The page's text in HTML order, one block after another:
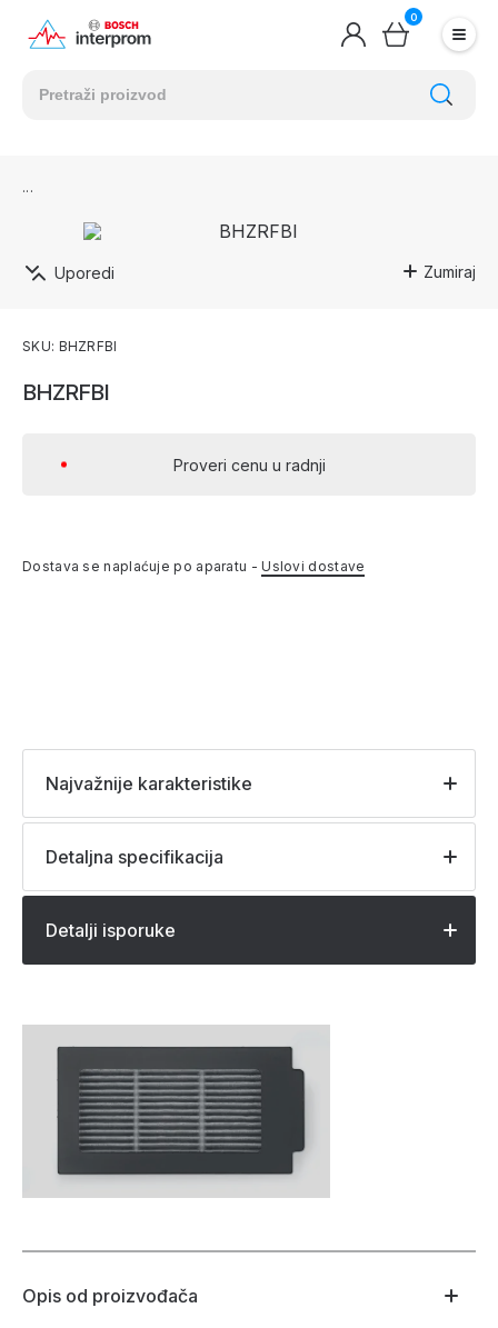
0
Zumiraj
Uporedi
BHZRFBI
Proveri cenu u radnji
Dostava se naplaćuje po aparatu -Uslovi dostave
SKU: BHZRFBI
Najvažnije karakteristike
Detaljna specifikacija
Detalji isporuke
Opis od proizvođača